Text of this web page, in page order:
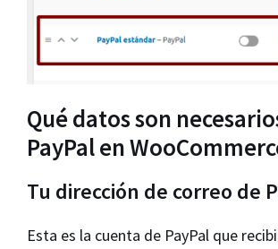
Qué datos son
PayPal en
Tu dirección de correo de
Esta es la cuenta de PayPal que